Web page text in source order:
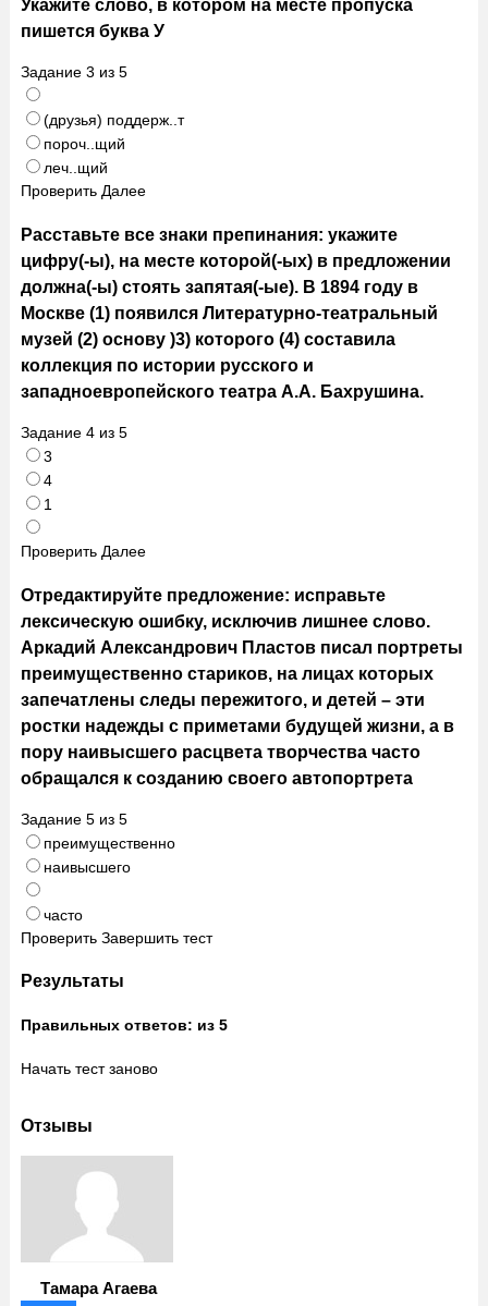
Укажите слово, в котором на месте пропуска
пишется буква У
Задание 3 из 5
(друзья) поддерж..т
пороч..щий
леч..щий
Проверить Далее
Расставьте все знаки препинания: укажите
цифру(-ы), на месте которой(-ых) в предложении
должна(-ы) стоять запятая(-ые). В 1894 году в
Москве (1) появился Литературно-театральный
музей (2) основу )3) которого (4) составила
коллекция по истории русского и
западноевропейского театра А.А. Бахрушина.
Задание 4из 5
3
4
1
Проверить Далее
Отредактируйте предложение: исправьте
лексическую ошибку, исключив лишнее слово.
Аркадий Александрович Пластов писал портреты
преимущественно стариков, на лицах которых
запечатлены следы пережитого, и детей – эти
ростки надежды с приметами будущей жизни, а в
пору наивысшего расцвета творчества часто
обращался к созданию своего автопортрета
Задание 5из 5
преимущественно
наивысшего
часто
Проверить Завершить тест
Результаты
Правильных ответов: из 5
Начать тест заново
Отзывы
Тамара Агаева